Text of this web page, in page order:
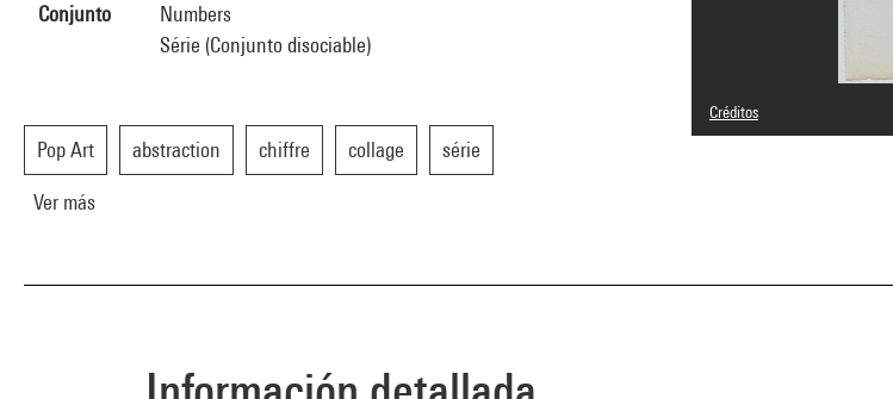
Conjunto
Numbers
Série (Conjunto disociable)
Pop Art abstraction chiffre collage série
Ver más
Créditos
© Jasper Johns / Adagp, Paris